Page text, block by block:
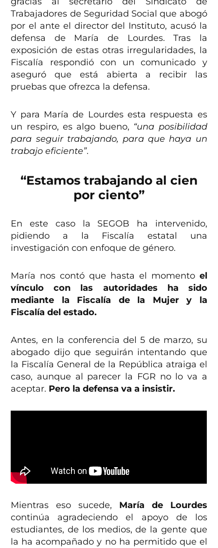
Trabajadores de Seguridad Social que abogó
por el ante el director del Instituto, acusó la
defensa de María de Lourdes.Tras la
exposición de estas otras irregularidades, la
Fiscalía respondió con un comunicado y
aseguró que está abierta a recibir las
pruebas que ofrezca la defensa.
Y para María de Lourdes esta respuesta es
un respiro, es algo bueno, “una posibilidad
para seguir trabajando, para que haya un
trabajo eficiente”.
“Estamos trabajando al cien
por ciento”
En este caso la SEGOB ha intervenido,
pidiendo a la Fiscalía estatal una
investigación con enfoque de género.
María nos contó que hasta el momento el
vínculo con las autoridades ha sido
mediante la Fiscalía de la Mujer y la
Fiscalía del estado.
Antes, en la conferencia del 5 de marzo, su
abogado dijo que seguirán intentando que
la Fiscalía General de la República atraiga el
caso, aunque al parecer la FGR no lo va a
aceptar. Pero la defensa va a insistir.
Mientras eso sucede, María de Lourdes
continúa agradeciendo el apoyo de los
estudiantes, de los medios, de la gente que
la ha acompañado y no ha permitido que el